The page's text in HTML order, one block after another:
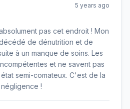
5 years ago
pas cet endroit ! Mon
de dénutrition et de
à un manque de soins. Les
et ne savent pas
semi-comateux. C'est de la
!